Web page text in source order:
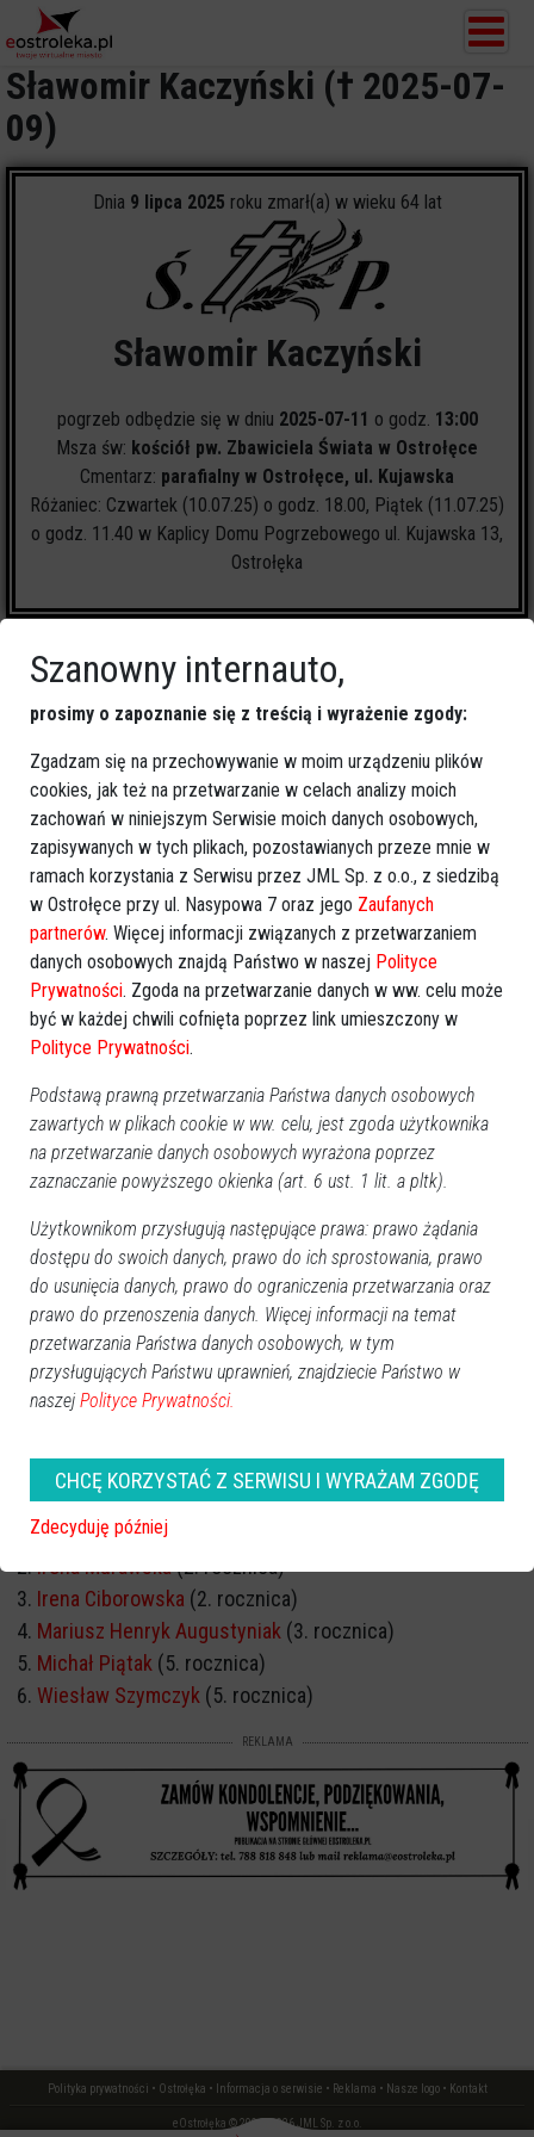
Sławomir Kaczyński († 2025-07-
09)
Dnia 9 lipca 2025 roku zmarł(a) w wieku 64 lat
Sławomir Kaczyński
pogrzeb odbędzie się w dniu 2025-07-11 o godz. 13:00
Msza św: kościół pw. Zbawiciela Świata w Ostrołęce
Cmentarz: parafialny w Ostrołęce, ul. Kujawska
Różaniec: Czwartek (10.07.25) o godz. 18.00, Piątek (11.07.25)
o godz. 11.40 w Kaplicy Domu Pogrzebowego ul. Kujawska 13,
Ostrołęka
🕯Zapal świeczkę ↗Udostępnij
wróć
ROCZNICA ŚMIERCI
Marek Kazimierczak
Irena Murawska(2. rocznica)
Irena Ciborowska (2. rocznica)
Mariusz Henryk Augustyniak (3. rocznica)
Michał Piątak (5. rocznica)
Wiesław Szymczyk (5. rocznica)
REKLAMA
Polityka prywatności • Ostrołęka • Informacja o serwisie • Reklama • Nasze logo• Kontakt
eOstrołęka © 2006 - 2026 JML Sp. z o.o.
Szanowny internauto,
prosimy o zapoznanie się z treścią i wyrażenie zgody:
Zgadzam się na przechowywanie w moim urządzeniu plików
cookies, jak też na przetwarzanie w celach analizy moich
zachowań w niniejszym Serwisie moich danych osobowych,
zapisywanych w tych plikach, pozostawianych przeze mnie w
ramach korzystania z Serwisu przez JML Sp. z o.o., z siedzibą
w Ostrołęce przy ul. Nasypowa 7 oraz jego Zaufanych
partnerów. Więcej informacji związanych z przetwarzaniem
danych osobowych znajdą Państwo w naszej Polityce
Prywatności. Zgoda na przetwarzanie danych w ww. celu może
być w każdej chwili cofnięta poprzez link umieszczony w
Polityce Prywatności.
Podstawą prawną przetwarzania Państwa danych osobowych
zawartych w plikach cookie w ww. celu, jest zgoda użytkownika
na przetwarzanie danych osobowych wyrażona poprzez
zaznaczanie powyższego okienka (art. 6 ust. 1 lit. a pltk).
Użytkownikom przysługują następujące prawa: prawo żądania
dostępu do swoich danych, prawo do ich sprostowania, prawo
do usunięcia danych, prawo do ograniczenia przetwarzania oraz
prawo do przenoszenia danych. Więcej informacji na temat
przetwarzania Państwa danych osobowych, w tym
przysługujących Państwu uprawnień, znajdziecie Państwo w
naszej Polityce Prywatności.
CHCĘ KORZYSTAĆ Z SERWISU I WYRAŻAM ZGODĘ
Zdecyduję później